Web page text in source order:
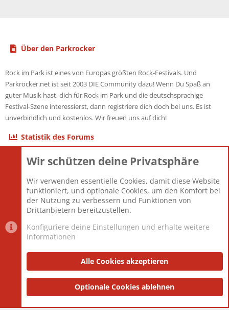
Über den Parkrocker
Rock im Park ist eines von Europas größten Rock-Festivals. Und
Parkrocker.net ist seit 2003 DIE Community dazu! Wenn Du Spaß an
guter Musik hast, dich für Rock im Park und die deutschsprachige
Festival-Szene interessierst, dann registriere dich doch bei uns. Es ist
unverbindlich und kostenlos. Wir freuen uns auf dich!
Statistik des Forums
Themen
Mitglieder
12.427
Neuestes Mitglied
Berlin
Datenschutzerklärung Impressum
Community platform by XenForo® © 2010-2025 XenForo Ltd.
and add-ons by ThemeHouse
Wir schützen deine Privatsphäre
Wir verwenden essentielle Cookies, damit diese Website
funktioniert, und optionale Cookies, um den Komfort bei
der Nutzung zu verbessern und Funktionen von
Drittanbietern bereitzustellen.
Konfiguriere deine Einstellungen und erhalte weitere
Informationen
Alle Cookies akzeptieren
Optionale Cookies ablehnen